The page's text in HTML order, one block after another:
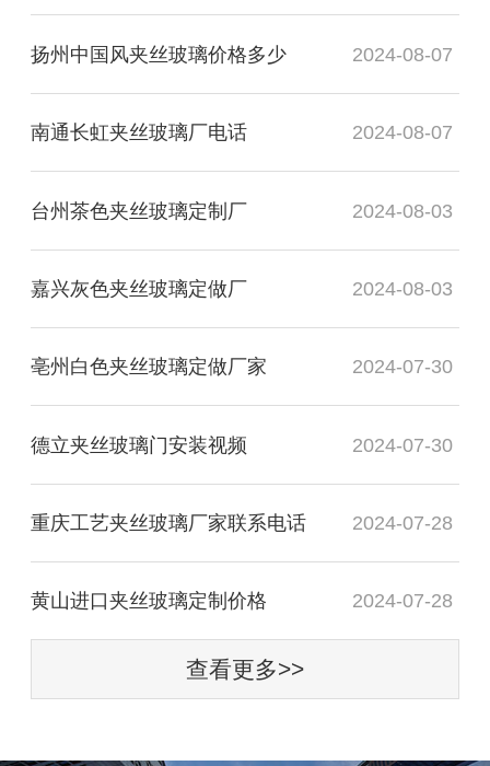
扬州中国风夹丝玻璃价格多少 2024-08-07
南通长虹夹丝玻璃厂电话 2024-08-07
台州茶色夹丝玻璃定制厂 2024-08-03
嘉兴灰色夹丝玻璃定做厂 2024-08-03
亳州白色夹丝玻璃定做厂家 2024-07-30
德立夹丝玻璃门安装视频 2024-07-30
重庆工艺夹丝玻璃厂家联系电话 2024-07-28
黄山进口夹丝玻璃定制价格 2024-07-28
查看更多>>